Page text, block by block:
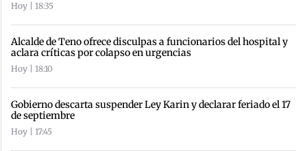
Hoy | 18:35
Alcalde de Teno ofrece disculpas a funcionarios del hospital y
aclara críticas por colapso en urgencias
Hoy | 18:10
Gobierno descarta suspender Ley Karin y declarar feriado el 17
de septiembre
Hoy | 17:45